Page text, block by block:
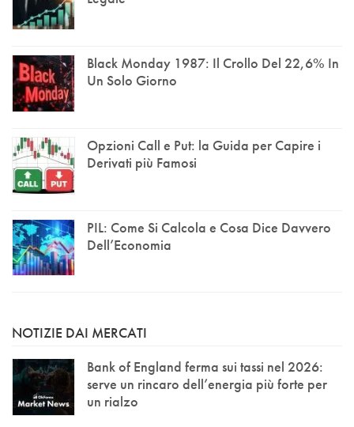
Black Monday 1987: Il Crollo Del 22,6% In
Un Solo Giorno
Opzioni Call e Put: la Guida per Capire i
Derivati più Famosi
PIL: Come Si Calcola e Cosa Dice Davvero
Dell’Economia
NOTIZIE DAI MERCATI
Bank of England ferma sui tassi nel 2026:
serve un rincaro dell’energia più forte per
un rialzo